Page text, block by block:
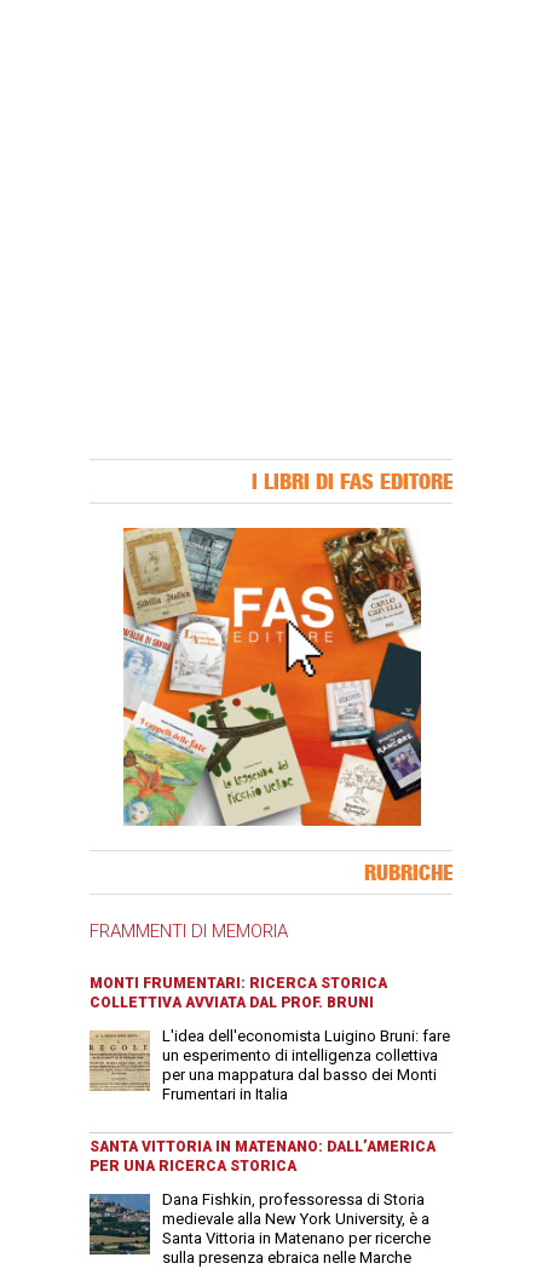
I LIBRI DI FAS EDITORE
RUBRICHE
FRAMMENTI DI MEMORIA
MONTI FRUMENTARI: RICERCA STORICA
COLLETTIVA AVVIATA DAL PROF. BRUNI
L'idea dell'economista Luigino Bruni: fare
un esperimento di intelligenza collettiva
per una mappatura dal basso dei Monti
Frumentari in Italia
SANTA VITTORIA IN MATENANO: DALL’AMERICA
PER UNA RICERCA STORICA
Dana Fishkin, professoressa di Storia
medievale alla New York University, è a
Santa Vittoria in Matenano per ricerche
sulla presenza ebraica nelle Marche